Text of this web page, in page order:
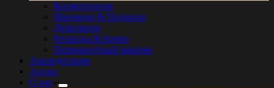
Косметология
Маникюр & Педикюр
Депиляция
Ресницы & Брови
Перманентный макияж
Аккредитация
Акции
О нас